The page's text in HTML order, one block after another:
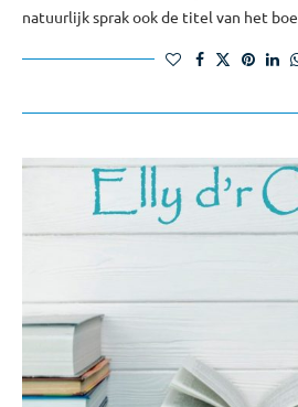
natuurlijk sprak ook de titel van het